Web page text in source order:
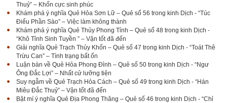
Thuỷ” – Khốn cực sinh phúc
Khám phá ý nghĩa Quẻ Hỏa Sơn Lữ – Quẻ số 56 trong kinh Dịch - “Túc
Điểu Phần Sào” – Việc làm không thành
Khám phá ý nghĩa Quẻ Thủy Phong Tỉnh – Quẻ số 48 trong kinh Dịch -
“Khô Tỉnh Sinh Tuyền ” – Vận tốt đã đến
Giải nghĩa Quẻ Trạch Thủy Khốn – Quẻ số 47 trong kinh Dịch - “Toát Thê
Trừu Can” – Tình trạng bất ổn
Luận bàn về Quẻ Hỏa Phong Đỉnh – Quẻ số 50 trong kinh Dịch - “Ngư
Ông Đắc Lợi” – Nhất cử lưỡng tiện
Suy ngẫm về Quẻ Trạch Hỏa Cách – Quẻ số 49 trong kinh Dịch - “Hán
Miêu Đắc Thuỷ” – Vận tốt đã đến
Bật mí ý nghĩa Quẻ Địa Phong Thăng – Quẻ số 46 trong kinh Dịch - “Chỉ